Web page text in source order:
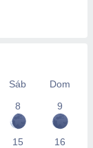
Sáb
Dom
8
9
15 16